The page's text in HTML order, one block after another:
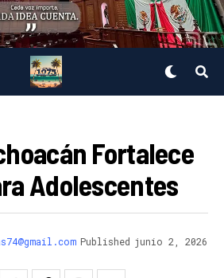
Fortalece
Adolescentes
Published junio 2, 2026